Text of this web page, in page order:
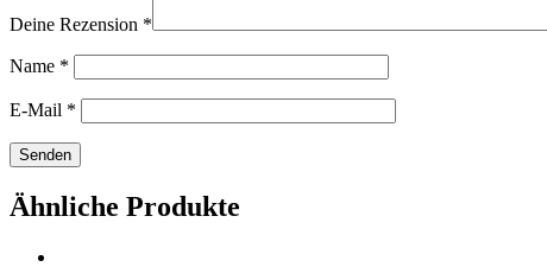
Deine Rezension *
Name *
E-Mail *
Ähnliche Produkte